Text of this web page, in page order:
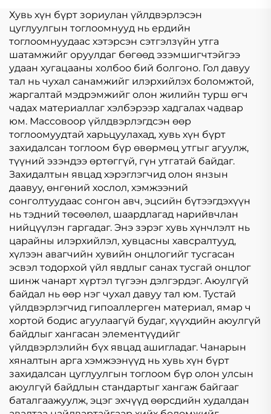
ногоон амтит
гэрэлтүүлэгчидтэй
зориулсан
Хувь хүн бүрт зориулан үйлдвэрлэсэн
цуглуулгын тоглоомнууд нь ердийн
тоглоомнуудаас хэтэрсэн сэтгэлзүйн утга
шатамжийг оруулдаг бөгөөд эзэмшигчтэйгээ
удаан хугацааны холбоо бий болгоно. Гол давуу
тал нь чухал санамжийг илэрхийлэх боломжтой,
жаргалтай мэдрэмжийг олон жилийн турш өгч
чадах материаллаг хэлбэрээр хадгалах чадвар
юм. Массовоор үйлдвэрлэгдсэн өөр
тоглоомуудтай харьцуулахад, хувь хүн бүрт
захидалсан тоглоом бүр өвөрмөц утгыг агуулж,
түүний эзэндээ өртөггүй, гүн утгатай байдаг.
Захидалтын явцад хэрэглэгчид олон янзын
даавуу, өнгөний хослол, хэмжээний
сонголтуудаас сонгон авч, эцсийн бүтээгдэхүүн
нь тэдний төсөөлөл, шаардлагад нарийвчлан
нийцүүлэн гаргадаг. Энэ зэрэг хувь хүнчлэлт нь
царайны илэрхийлэл, хувцасны хавсралтууд,
хүлээн авагчийн хувийн онцлогийг тусгасан
эсвэл тодорхой үйл явдлыг санах тусгай онцлог
шинж чанарт хүртэл түгээн дэлгэрдэг. Аюулгүй
байдал нь өөр нэг чухал давуу тал юм. Тустай
үйлдвэрлэгчид гипоаллерген материал, ямар ч
хортой бодис агуулаагүй будаг, хүүхдийн аюулгүй
байдлыг хангасан элементүүдийг
үйлдвэрлэлийн бүх явцад ашигладаг. Чанарын
хяналтын арга хэмжээнүүд нь хувь хүн бүрт
захидалсан цуглуулгын тоглоом бүр олон улсын
аюулгүй байдлын стандартыг хангаж байгааг
баталгаажуулж, эцэг эхчүүд өөрсдийн худалдан